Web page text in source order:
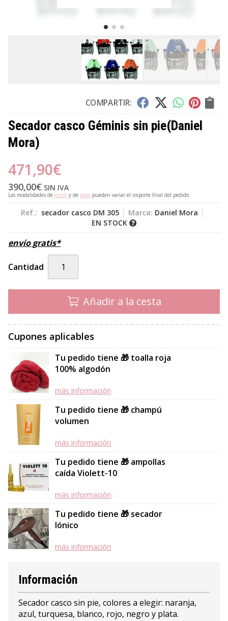
COMPARTIR:
Secador casco Géminis sin pie(Daniel
Mora)
471,90€
390,00€ SIN IVA
Las modalidades de envío y de pago pueden variar el importe final del pedido.
Ref.: secador casco DM 305 Marca: Daniel Mora
EN STOCK
envío gratis*
Cantidad
Añadir a la cesta
Cupones aplicables
Tu pedido tiene 🎁 toalla roja
100% algodón
más información
Tu pedido tiene 🎁 champú
volumen
más información
Tu pedido tiene 🎁 ampollas
caída Violett-10
más información
Tu pedido tiene 🎁 secador
Iónico
más información
Información
Secador casco sin pie, colores a elegir: naranja,
azul, turquesa, blanco, rojo, negro y plata.